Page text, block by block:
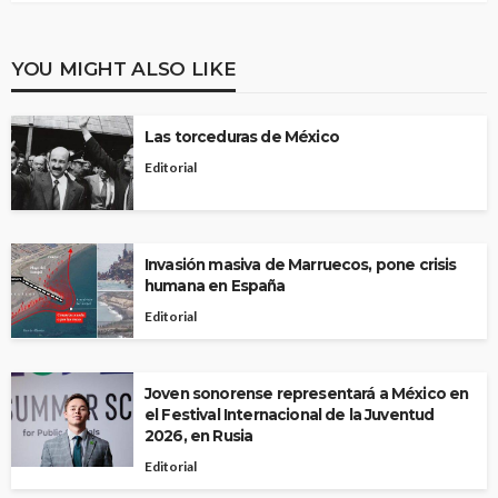
YOU MIGHT ALSO LIKE
Las torceduras de México
Editorial
Invasión masiva de Marruecos, pone crisis
humana en España
Editorial
Joven sonorense representará a México en
el Festival Internacional de la Juventud
2026, en Rusia
Editorial